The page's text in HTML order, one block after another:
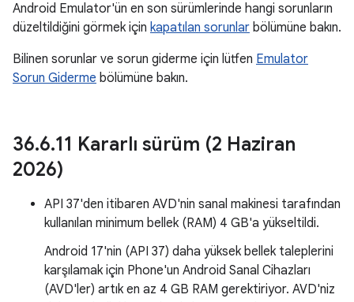
Android Emulator'ün en son sürümlerinde hangi sorunların
düzeltildiğini görmek için kapatılan sorunlar bölümüne bakın.
Bilinen sorunlar ve sorun giderme için lütfen Emulator
Sorun Giderme bölümüne bakın.
36.6.11 Kararlı sürüm (2 Haziran
2026)
API 37'den itibaren AVD'nin sanal makinesi tarafından
kullanılan minimum bellek (RAM) 4 GB'a yükseltildi.
Android 17'nin (API 37) daha yüksek bellek taleplerini
karşılamak için Phone'un Android Sanal Cihazları
(AVD'ler) artık en az 4 GB RAM gerektiriyor. AVD'niz